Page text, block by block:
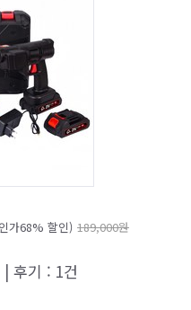
가68% 할인) 189,000원
후기 : 1건